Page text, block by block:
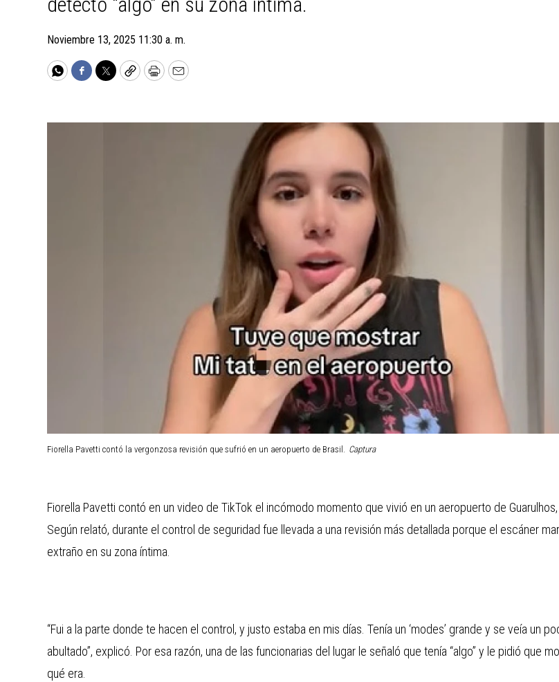
Noviembre 13, 2025 11:30 a. m.
WhatsApp
Facebook
TwitterCopyPrintEmail
Fiorella Pavetti contó la vergonzosa revisión que sufrió en un aeropuerto de Brasil. Captura
Fiorella Pavetti contó en un video de TikTok el incómodo momento que vivió en un aeropuerto de Guarulhos,
Según relató, durante el control de seguridad fue llevada a una revisión más detallada porque el escáner
extraño en su zona íntima.
“Fui a la parte donde te hacen el control, y justo estaba en mis días. Tenía un ‘modes’ grande y se veía un
abultado”, explicó. Por esa razón, una de las funcionarias del lugar le señaló que tenía “algo” y le pidió que
qué era.